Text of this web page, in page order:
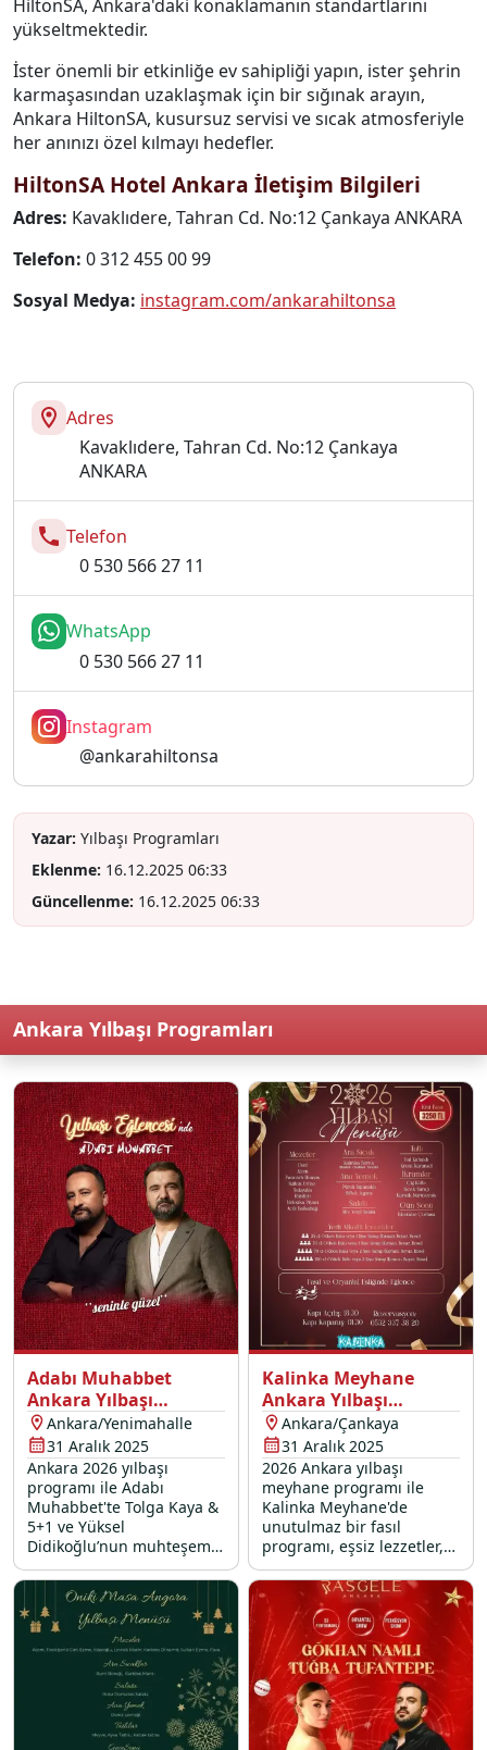
HiltonSA, Ankara'daki konaklamanın standartlarını
yükseltmektedir.
İster önemli bir etkinliğe ev sahipliği yapın, ister şehrin
karmaşasından uzaklaşmak için bir sığınak arayın,
Ankara HiltonSA, kusursuz servisi ve sıcak atmosferiyle
her anınızı özel kılmayı hedefler.
HiltonSA Hotel Ankara İletişim Bilgileri
Adres: Kavaklıdere, Tahran Cd. No:12 Çankaya ANKARA
Telefon: 0 312 455 00 99
Sosyal Medya: instagram.com/ankarahiltonsa
Adres
Kavaklıdere, Tahran Cd. No:12 Çankaya
ANKARA
Telefon
0 530 566 27 11
WhatsApp
0 530 566 27 11
Instagram
@ankarahiltonsa
Yazar: Yılbaşı Programları
Eklenme: 16.12.2025 06:33
Güncellenme: 16.12.2025 06:33
Ankara Yılbaşı Programları
Adabı Muhabbet
Ankara Yılbaşı
Programı 2026
Ankara/Yenimahalle
31 Aralık 2025
Ankara 2026 yılbaşı
programı ile Adabı
Muhabbet'te Tolga Kaya &
5+1 ve Yüksel
Didikoğlu’nun muhteşem
canlı performansları ve
oryantal show eşsiz yılbaşı
menüsüne eşlik ediyor.
Kalinka Meyhane
Ankara Yılbaşı
Programı 2026
Ankara/Çankaya
31 Aralık 2025
2026 Ankara yılbaşı
meyhane programı ile
Kalinka Meyhane'de
unutulmaz bir fasıl
programı, eşsiz lezzetler,
oryantal show ve dahası
sizleri bekliyor.